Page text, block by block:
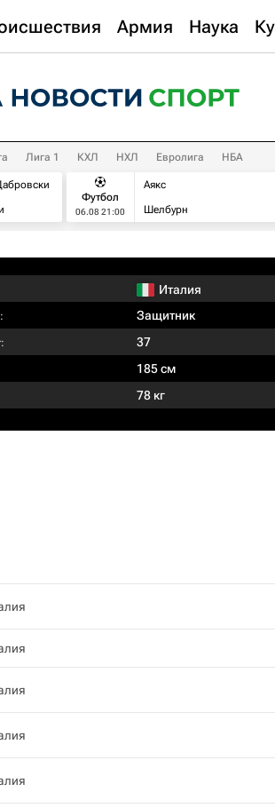
Армия Наука
Лига 1 КХЛ НХЛ Евролига НБА
Футбол
06.08 21:00
Аякс
Шелбурн
Италия
Защитник
37
185 см
78 кг